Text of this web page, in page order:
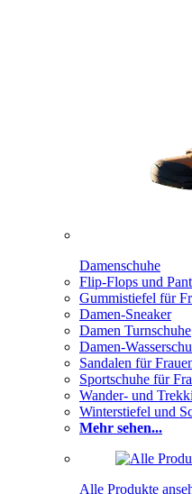
Damenschuhe
Flip-Flops und
Gummistiefel für
Damen-Sneaker
Damen Turnschuhe
Damen-
Sandalen für
Sportschuhe für
Wander- und
Winterstiefel und
Mehr sehen...
Alle Produkte